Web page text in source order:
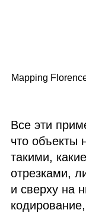
Mapping
Все эти
что объекты
такими,
отрезками,
и сверху на